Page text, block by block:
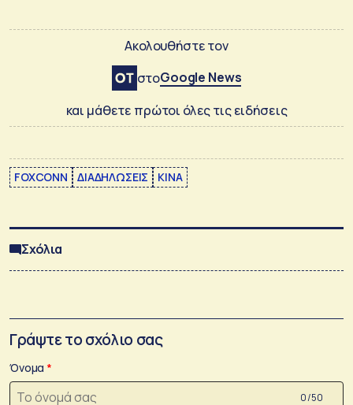
Ακολουθήστε τον
στοGoogle News
και μάθετε πρώτοι όλες τις ειδήσεις
FOXCONN ΔΙΑΔΗΛΩΣΕΙΣ ΚΙΝΑ
Σχόλια
Γράψτε το σχόλιο σας
Όνομα
0 /50